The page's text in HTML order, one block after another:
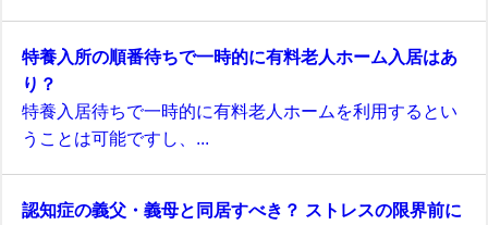
特養入所の順番待ちで一時的に有料老人ホーム入居はあ
り？
特養入居待ちで一時的に有料老人ホームを利用するとい
うことは可能ですし、...
認知症の義父・義母と同居すべき？ ストレスの限界前に